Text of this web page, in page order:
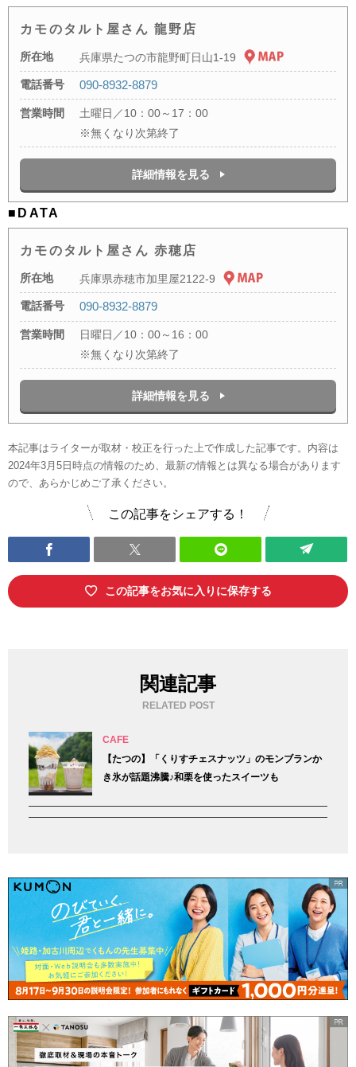
カモのタルト屋さん 龍野店
所在地 兵庫県たつの市龍野町日山1-19
電話番号 090-8932-8879
営業時間
土曜日／10：00～17：00
※無くなり次第終了
詳細情報を見る
■DATA
カモのタルト屋さん 赤穂店
所在地 兵庫県赤穂市加里屋2122-9
電話番号 090-8932-8879
営業時間
日曜日／10：00～16：00
※無くなり次第終了
詳細情報を見る
本記事はライターが取材・校正を行った上で作成した記事です。内容は
2024年3月5日時点の情報のため、最新の情報とは異なる場合があります
ので、あらかじめご了承ください。
この記事をシェアする！
この記事をお気に入りに保存する
関連記事
RELATED POST
CAFE
【たつの】「くりすチェスナッツ」のモンブランか
き氷が話題沸騰♪和栗を使ったスイーツも